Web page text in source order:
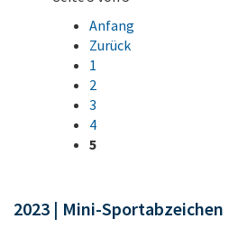
Anfang
Zurück
1
2
3
4
5
2023 | Mini-Sportabzeichen